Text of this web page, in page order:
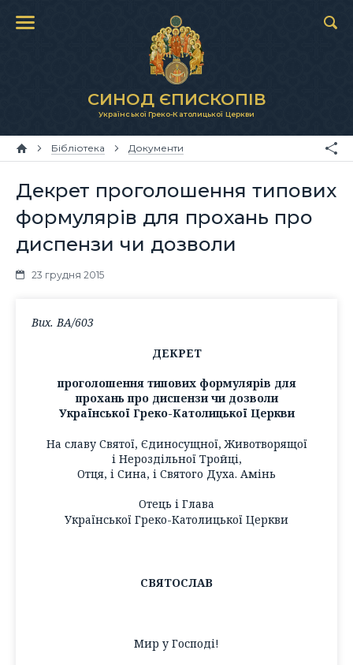
СИНОД ЄПИСКОПІВ
Української Греко-Католицької Церкви
Бібліотека Документи
Декрет проголошення типових
формулярів для прохань про
диспензи чи дозволи
23 грудня 2015
Вих. ВА/603
ДЕКРЕТ
проголошення типових формулярів для
прохань про диспензи чи дозволи
Української Греко-Католицької Церкви
На славу Святої, Єдиносущної, Животворящої
і Нероздільної Тройці,
Отця, і Сина, і Святого Духа. Амінь
Отець і Глава
Української Греко-Католицької Церкви
СВЯТОСЛАВ
Мир у Господі!